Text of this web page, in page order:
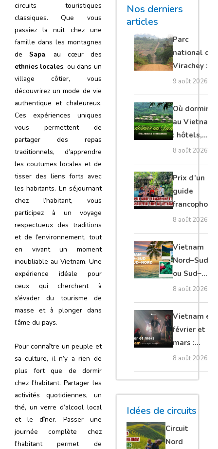
circuits touristiques
classiques. Que vous
passiez la nuit chez une
famille dans les montagnes
de Sapa, au cœur des
ethnies locales, ou dans un
village côtier, vous
découvrirez un mode de vie
authentique et chaleureux.
Ces expériences uniques
vous permettent de
partager des repas
traditionnels, d’apprendre
les coutumes locales et de
tisser des liens forts avec
les habitants. En séjournant
chez l’habitant, vous
participez à un voyage
respectueux des traditions
et de l’environnement, tout
en vivant un moment
inoubliable au Vietnam. Une
expérience idéale pour
ceux qui cherchent à
s’évader du tourisme de
masse et à plonger dans
l’âme du pays.
Pour connaître un peuple et
sa culture, il n’y a rien de
plus fort que de dormir
chez l’habitant. Partager les
activités quotidiennes, un
thé, un verre d’alcool local
et le dîner. Passer une
journée complète chez
l’habitant permet de
Nos derniers
articles
Parc
national de
Virachey :
trekking,
nature
sauvage et
conseils
pour
explorer le
9 août 2026
Où dormir
au Vietnam
: hôtels,
homestays
et bonnes
adresses
8 août 2026
Prix d’un
guide
francophone
et chauffeur
privé au
Vietnam
8 août 2026
Vietnam
Nord–Sud
ou Sud–
Nord : dans
quel sens
visiter le
pays ?
8 août 2026
Vietnam en
février et
mars :
quelles
régions
privilégier ?
8 août 2026
Idées de circuits
Circuit
Nord